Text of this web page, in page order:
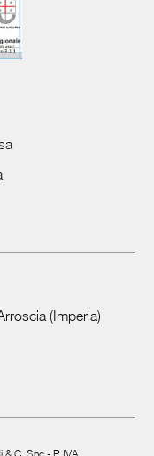
(Imperia)
& C. Snc - P.IVA